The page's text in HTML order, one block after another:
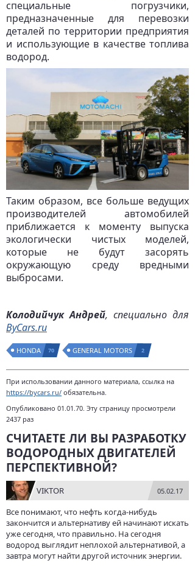
специальные погрузчики,
предназначенные для перевозки
деталей по территории предприятия
и использующие в качестве топлива
водород.
Таким образом, все больше ведущих
производителей автомобилей
приближается к моменту выпуска
экологически чистых моделей,
которые не будут засорять
окружающую среду вредными
выбросами.
Колодийчук Андрей, специально для
ByCars.ru
HONDA 70 GENERAL MOTORS 2
При использовании данного материала, ссылка на
https://bycars.ru/ обязательна.
Опубликовано 01.01.70. Эту страницу просмотрели
2437 раз
СЧИТАЕТЕ ЛИ ВЫ РАЗРАБОТКУ
ВОДОРОДНЫХ ДВИГАТЕЛЕЙ
ПЕРСПЕКТИВНОЙ?
VIKTOR 05.02.17
Все понимают, что нефть когда-нибудь
закончится и альтернативу ей начинают искать
уже сегодня, что правильно. На сегодня
водород выглядит неплохой альтернативой, а
завтра могут найти другой источник энергии.